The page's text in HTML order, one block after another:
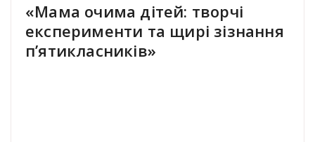
«Мама очима дітей: творчі
експерименти та щирі зізнання
п’ятикласників»